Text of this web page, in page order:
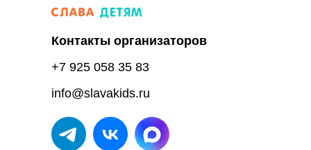
info@slavakids.ru
Контакты организаторов
+7 925 058 35 83